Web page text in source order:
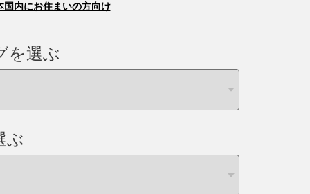
国内にお住まいの方向け
を選ぶ
ぶ